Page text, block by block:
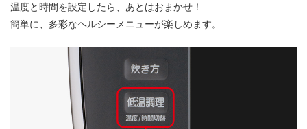
温度と時間を設定したら、あとはおまかせ！
簡単に、多彩なヘルシーメニューが楽しめます。